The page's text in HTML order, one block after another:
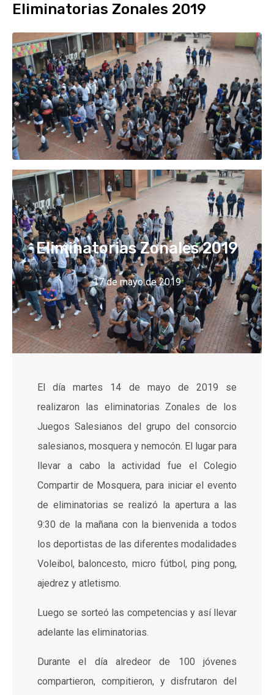
Eliminatorias Zonales 2019
Eliminatorias Zonales 2019
17 de mayo de 2019
El día martes 14 de mayo de 2019 se
realizaron las eliminatorias Zonales de los
Juegos Salesianos del grupo del consorcio
salesianos, mosquera y nemocón. El lugar para
llevar a cabo la actividad fue el Colegio
Compartir de Mosquera, para iniciar el evento
de eliminatorias se realizó la apertura a las
9:30 de la mañana con la bienvenida a todos
los deportistas de las diferentes modalidades
Voleibol, baloncesto, micro fútbol, ping pong,
ajedrez y atletismo.
Luego se sorteó las competencias y así llevar
adelante las eliminatorias.
Durante el día alredeor de 100 jóvenes
compartieron, compitieron, y disfrutaron del